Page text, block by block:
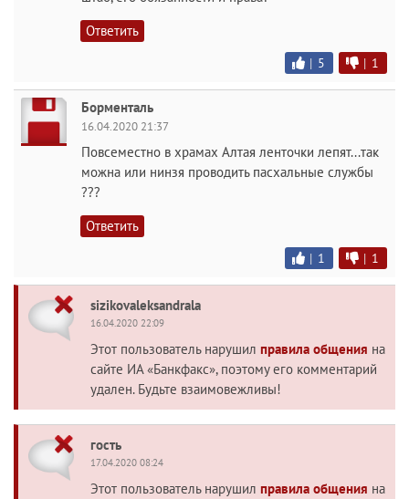
Ответить
| 5 | 1
Борменталь
16.04.2020 21:37
Повсеместно в храмах Алтая ленточки лепят...так
можна или нинзя проводить пасхальные службы
???
Ответить
| 1 | 1
sizikovaleksandrala
16.04.2020 22:09
Этот пользователь нарушил правила общения на
сайте ИА «Банкфакс», поэтому его комментарий
удален. Будьте взаимовежливы!
гость
17.04.2020 08:24
Этот пользователь нарушил правила общения на